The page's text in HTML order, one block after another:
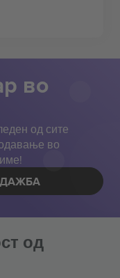
во
од сите
во
од